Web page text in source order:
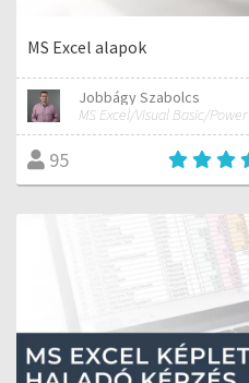
MS Excel alapok
Jobbágy Szabolcs
95